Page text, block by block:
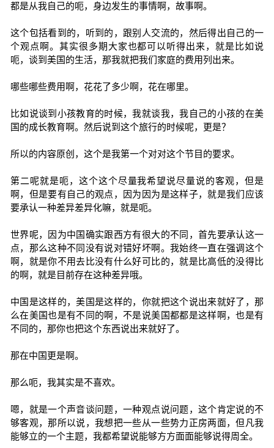
都是从我自己的呃，身边发生的事情啊，故事啊。
这个包括看到的，听到的，跟别人交流的，然后得出自己的一
个观点啊。其实很多期大家也都可以听得出来，就是比如说
呃，谈到美国的生活，那我就把我们家庭的费用列出来。
哪些哪些费用啊，花花了多少啊，花在哪里。
比如说谈到小孩教育的时候，我就谈我，我自己的小孩的在美
国的成长教育啊。然后说到这个旅行的时候呢，更是？
所以的内容原创，这个是我第一个对对这个节目的要求。
第二呢就是呃，这个这个尽量我希望说尽量说的客观，但是
啊，但是要有自己的观点，因为因为是这样子，就是我们应该
要承认一种差异差异化嘛，就是呃。
世界呢，因为中国确实跟西方有很大的不同，首先要承认这一
点，那么这种不同没有说对错好坏啊。我始终一直在强调这个
啊，就是你不用去比没有什么好可比的，就是比高低的没得比
的啊，就是目前存在这种差异哦。
中国是这样的，美国是这样的，你就把这个说出来就好了，那
么在美国也是有不同的啊，不是说美国都都是这样啊，也是有
不同的，那你也把这个东西说出来就好了。
那在中国更是啊。
那么呃，我其实是不喜欢。
嗯，就是一个声音谈问题，一种观点说问题，这个肯定说的不
够客观，那所以说，我想把一些从一些势力正房两面，但凡我
能够立的一个主题，我都希望说能够方方面面能够说得周全。